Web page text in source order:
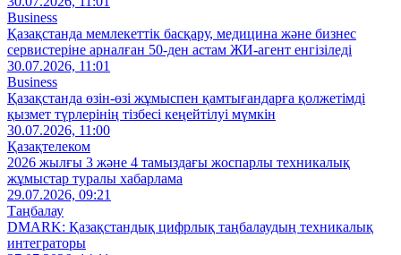
Business
Қазақстанда мемлекеттік басқару, медицина және бизнес
сервистеріне арналған 50-ден астам ЖИ-агент енгізіледі
30.07.2026, 11:01
Business
Қазақстанда өзін‑өзі жұмыспен қамтығандарға қолжетімді
қызмет түрлерінің тізбесі кеңейтілуі мүмкін
30.07.2026, 11:00
Қазақтелеком
2026 жылғы 3 және 4 тамыздағы жоспарлы техникалық
жұмыстар туралы хабарлама
29.07.2026, 09:21
Таңбалау
DMARK: Қазақстандық цифрлық таңбалаудың техникалық
интеграторы